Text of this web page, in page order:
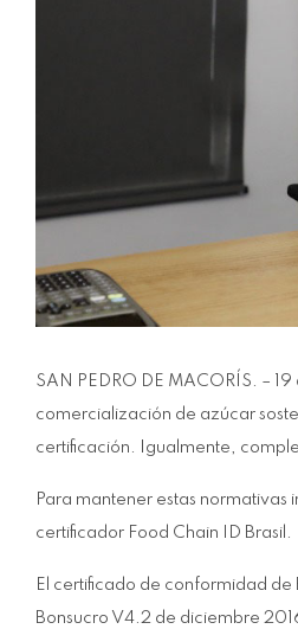
SAN PEDRO DE MACORÍS. –
comercialización de azúcar
certificación. Igualmente,
Para mantener estas
certificador Food Chain ID Brasil.
El certificado de conformidad
Bonsucro V4.2 de diciembre